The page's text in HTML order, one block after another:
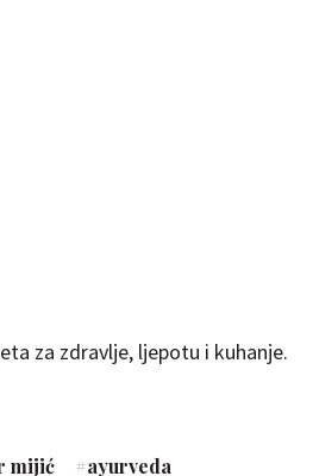
za zdravlje, ljepotu i kuhanje.
mijić #ayurveda